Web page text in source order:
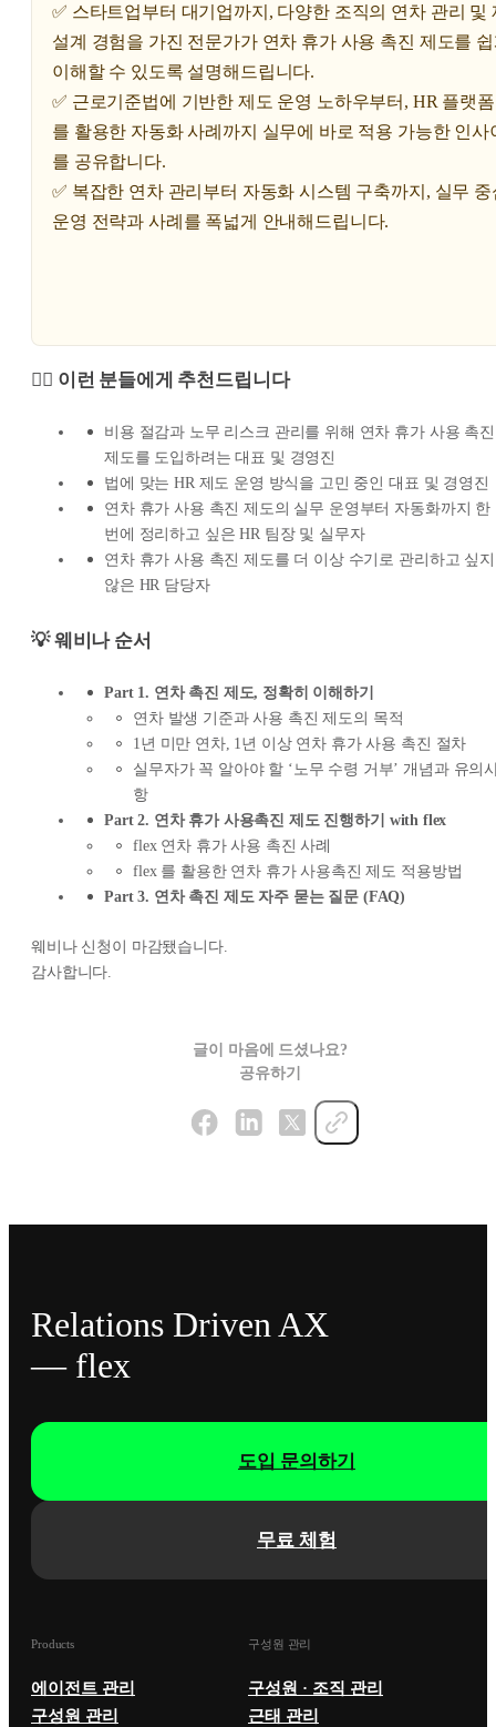
✅ 스타트업부터 대기업까지, 다양한 조직의 연차 관리 및
설계 경험을 가진 전문가가 연차 휴가 사용 촉진 제도를
이해할 수 있도록 설명해드립니다.
✅ 근로기준법에 기반한 제도 운영 노하우부터, HR 플랫
를 활용한 자동화 사례까지 실무에 바로 적용 가능한 인사
를 공유합니다.
✅ 복잡한 연차 관리부터 자동화 시스템 구축까지, 실무 중
운영 전략과 사례를 폭넓게 안내해드립니다.
🙋‍♀️ 이런 분들에게 추천드립니다
비용 절감과 노무 리스크 관리를 위해 연차 휴가 사용 촉진
제도를 도입하려는 대표 및 경영진
법에 맞는 HR 제도 운영 방식을 고민 중인 대표 및 경영진
연차 휴가 사용 촉진 제도의 실무 운영부터 자동화까지 한
번에 정리하고 싶은 HR 팀장 및 실무자
연차 휴가 사용 촉진 제도를 더 이상 수기로 관리하고 싶지
않은 HR 담당자
💡웨비나 순서
Part 1. 연차 촉진 제도, 정확히 이해하기
연차 발생 기준과 사용 촉진 제도의 목적
1년 미만 연차, 1년 이상 연차 휴가 사용 촉진 절차
실무자가 꼭 알아야 할 ‘노무 수령 거부’ 개념과 유의
항
Part 2. 연차 휴가 사용촉진 제도 진행하기 with flex
flex 연차 휴가 사용 촉진 사례
flex 를 활용한 연차 휴가 사용촉진 제도 적용방법
Part 3. 연차 촉진 제도 자주 묻는 질문 (FAQ)
웨비나 신청이 마감됐습니다.
감사합니다.
글이 마음에 드셨나요?
공유하기
Relations Driven AX
— flex
무료 체험
도입 문의하기
Products
에이전트 관리
구성원 관리
구성원 관리
구성원 · 조직 관리
근태 관리